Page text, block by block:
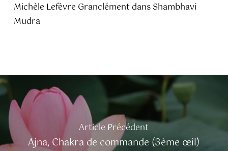
Michèle Lefèvre GranclémentdansShambhavi
Mudra
Article Précédent
Ajna, Chakra de commande (3ème œil)